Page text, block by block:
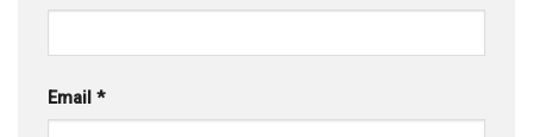
Email *